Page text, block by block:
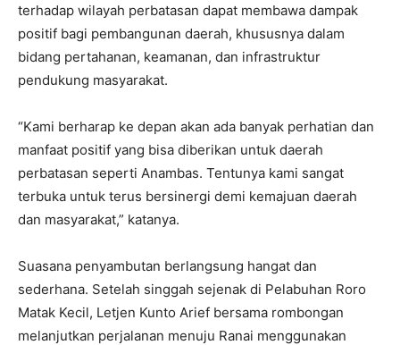
terhadap wilayah perbatasan dapat membawa dampak
positif bagi pembangunan daerah, khususnya dalam
bidang pertahanan, keamanan, dan infrastruktur
pendukung masyarakat.
“Kami berharap ke depan akan ada banyak perhatian dan
manfaat positif yang bisa diberikan untuk daerah
perbatasan seperti Anambas. Tentunya kami sangat
terbuka untuk terus bersinergi demi kemajuan daerah
dan masyarakat,” katanya.
Suasana penyambutan berlangsung hangat dan
sederhana. Setelah singgah sejenak di Pelabuhan Roro
Matak Kecil, Letjen Kunto Arief bersama rombongan
melanjutkan perjalanan menuju Ranai menggunakan